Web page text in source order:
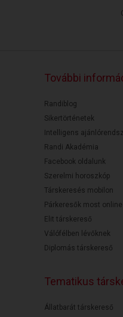
További
Randiblog
Sikertörténetek
Intelligens
Randi Akadémia
Facebook oldalunk
Szerelmi horoszkóp
Társkeresés mobilon
Párkeresők most online
Elit társkereső
Válófélben lévőknek
Diplomás társkereső
Tematikus
Állatbarát társkereső